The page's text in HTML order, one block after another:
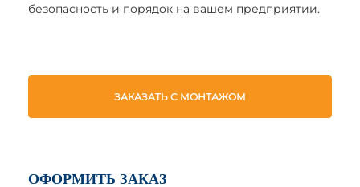
безопасность и порядок на вашем предприятии.
ЗАКАЗАТЬ С МОНТАЖОМ
ОФОРМИТЬ ЗАКАЗ